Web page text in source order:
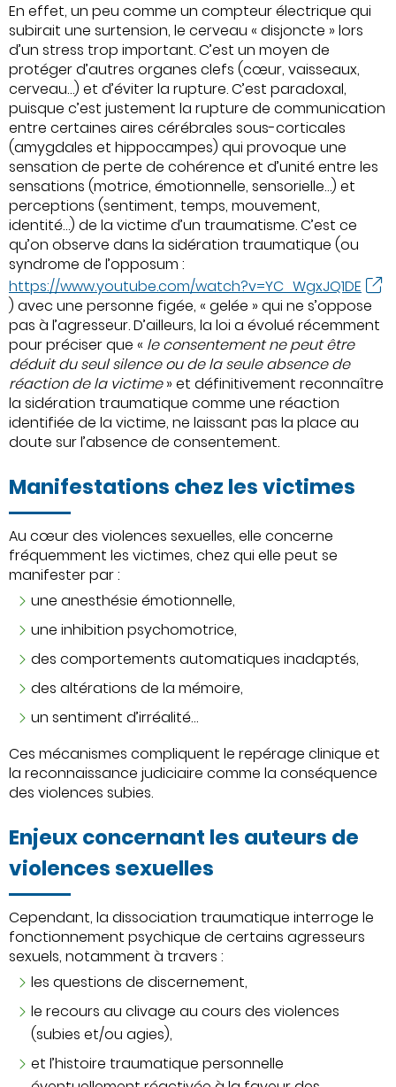
En effet, un peu comme un compteur électrique qui
subirait une surtension, le cerveau « disjoncte » lors
d’un stress trop important. C’est un moyen de
protéger d’autres organes clefs (cœur, vaisseaux,
cerveau…) et d’éviter la rupture. C’est paradoxal,
puisque c’est justement la rupture de communication
entre certaines aires cérébrales sous-corticales
(amygdales et hippocampes) qui provoque une
sensation de perte de cohérence et d’unité entre les
sensations (motrice, émotionnelle, sensorielle…) et
perceptions (sentiment, temps, mouvement,
identité…) de la victime d’un traumatisme. C’est ce
qu’on observe dans la sidération traumatique (ou
syndrome de l’opposum :
https://www.youtube.com/watch?v=YC_WgxJQ1DE
) avec une personne figée, « gelée » qui ne s’oppose
pas à l’agresseur. D’ailleurs, la loi a évolué récemment
pour préciser que « le consentement ne peut être
déduit du seul silence ou de la seule absence de
réaction de la victime» et définitivement reconnaître
la sidération traumatique comme une réaction
identifiée de la victime, ne laissant pas la place au
doute sur l’absence de consentement.
Manifestations chez les victimes
Au cœur des violences sexuelles, elle concerne
fréquemment les victimes, chez qui elle peut se
manifester par :
une anesthésie émotionnelle,
une inhibition psychomotrice,
des comportements automatiques inadaptés,
des altérations de la mémoire,
un sentiment d’irréalité…
Ces mécanismes compliquent le repérage clinique et
la reconnaissance judiciaire comme la conséquence
des violences subies.
Enjeux concernant les auteurs de
violences sexuelles
Cependant, la dissociation traumatique interroge le
fonctionnement psychique de certains agresseurs
sexuels, notamment à travers :
les questions de discernement,
le recours au clivage au cours des violences
(subies et/ou agies),
et l’histoire traumatique personnelle